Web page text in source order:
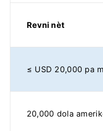
Revni nèt
≤ USD 20,000 pa
20,000 dola